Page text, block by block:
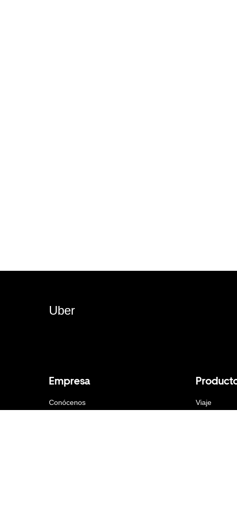
Uber
Empresa
Conócenos
Viaje